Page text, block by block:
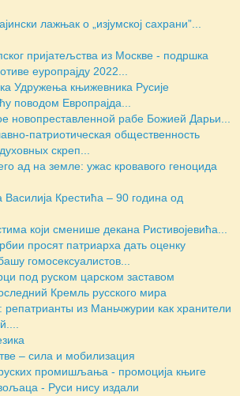
лажњак о „изјумској сахрани”...
пријатељства из Москве - подршка
eуропрајду 2022...
Удружења књижевника Русије
поводом Европрајда...
новопреставленной рабе Божией Дарьи...
патриотическая общественность
скреп...
ад на земле: ужас кровавого геноцида
Василија Крестића – 90 година од
који сменише декана Ристивојевића...
просят патриарха дать оценку
гомосексуалистов...
под руском царском заставом
Кремль русского мира
из Маньчжурии как хранители
– сила и мобилизация
промишљања - промоција књиге
- Руси нису издали